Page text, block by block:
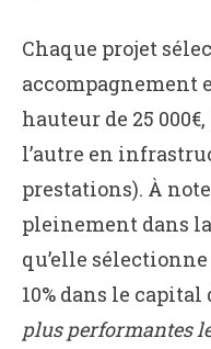
Chaque projet
accompagnement
hauteur de 25
l’autre en
prestations). À
pleinement dans
qu’elle
10% dans le capital
plus performantes